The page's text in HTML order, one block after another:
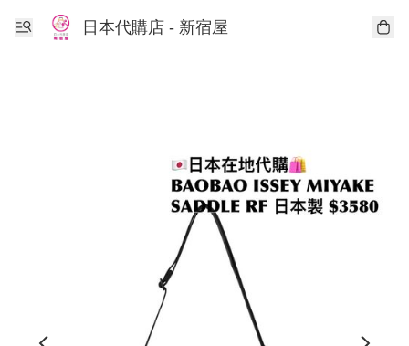
日本代購店 - 新宿屋